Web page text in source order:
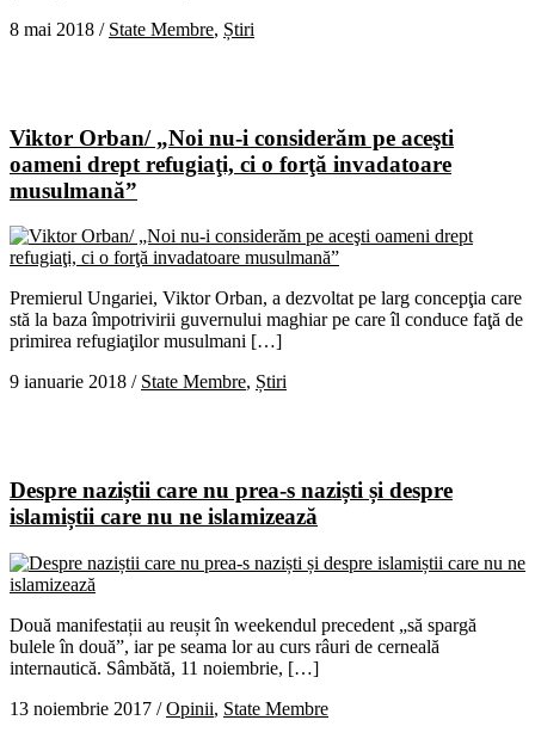
8 mai 2018 / State Membre, Știri
Viktor Orban/ „Noi nu-i considerăm pe aceşti
oameni drept refugiaţi, ci o forţă invadatoare
musulmană”
Premierul Ungariei, Viktor Orban, a dezvoltat pe larg concepţia care
stă la baza împotrivirii guvernului maghiar pe care îl conduce faţă de
primirea refugiaţilor musulmani […]
9 ianuarie 2018 / State Membre, Știri
Despre naziștii care nu prea-s naziști și despre
islamiștii care nu ne islamizează
Două manifestații au reușit în weekendul precedent „să spargă
bulele în două”, iar pe seama lor au curs râuri de cerneală
internautică. Sâmbătă, 11 noiembrie, […]
13 noiembrie 2017 /Opinii, State Membre